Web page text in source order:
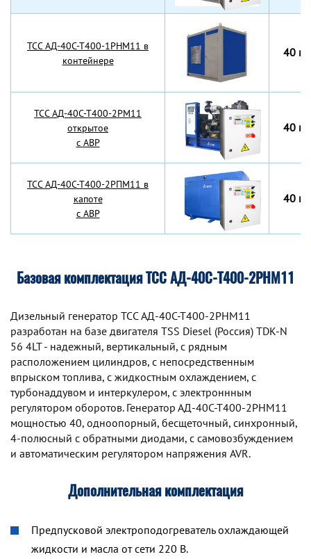
TCC АД-40С-Т400-1РНМ11 в
контейнере
40
TCC АД-40С-Т400-2РМ11
открытое
с АВР
40
TCC АД-40С-Т400-2РПМ11 в
капоте
с АВР
40
Базовая комплектация ТСС АД-40С-Т400-2РНМ11
Дизельный генератор TCC АД-40С-Т400-2РНМ11
разработан на базе двигателя TSS Diesel (Россия) TDK-N
56 4LT - надежный, вертикальный, с рядным
расположением цилиндров, с непосредственным
впрыском топлива, с жидкостным охлаждением, с
турбонаддувом и интеркулером, с электроннным
регулятором оборотов. Генератор АД-40С-Т400-2РНМ11
мощностью 40, одноопорный, бесщеточный, синхронный,
4-полюсный с обратными диодами, с самовозбуждением
и автоматическим регулятором напряжения AVR.
Дополнительная комплектация
Предпусковой электроподогреватель охлаждающей
жидкости и масла от сети 220 В.